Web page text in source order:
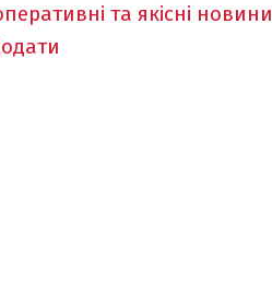
та якісні новини